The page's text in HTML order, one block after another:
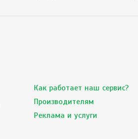
Как работает наш сервис?
Производителям
Реклама и услуги